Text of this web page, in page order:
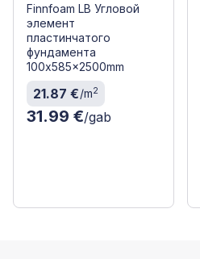
Finnfoam LB Угловой
элемент
пластинчатого
фундамента
100x585x2500mm
21.87 €/m2
31.99 €/gab